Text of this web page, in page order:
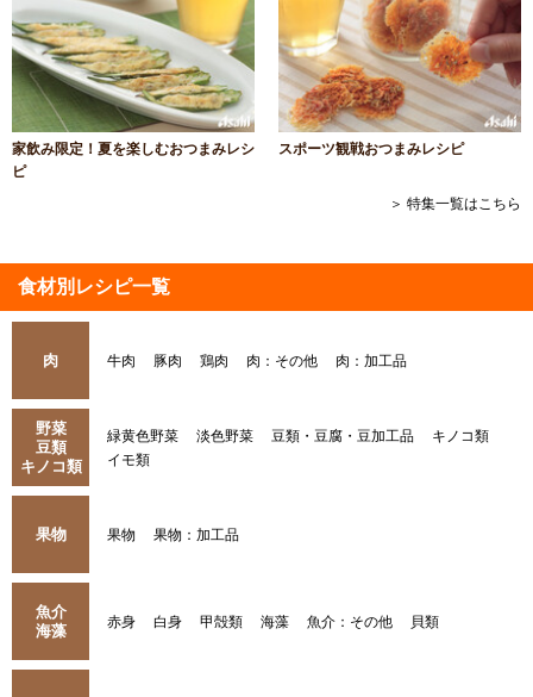
家飲み限定！夏を楽しむおつまみレシ
ピ
スポーツ観戦おつまみレシピ
＞ 特集一覧はこちら
食材別レシピ一覧
肉 牛肉 豚肉 鶏肉 肉：その他 肉：加工品
野菜
豆類
キノコ類
緑黄色野菜 淡色野菜 豆類・豆腐・豆加工品
キノコ類
イモ類
果物 果物 果物：加工品
魚介
海藻
赤身 白身 甲殻類 海藻 魚介：その他 貝類